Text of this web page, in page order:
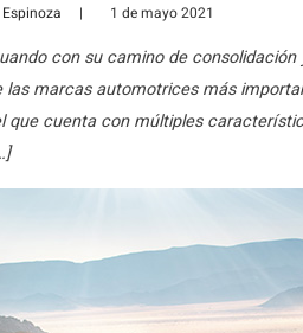
| 1 de mayo 2021
con su camino de
las marcas automotrices más
que cuenta con múltiples